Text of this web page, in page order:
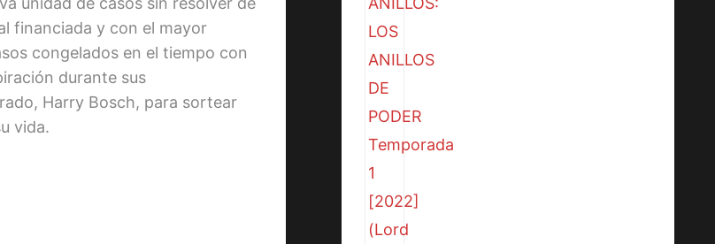
financiada y con el mayor
congelados en el tiempo con
durante sus
Harry Bosch, para sortear
vida.